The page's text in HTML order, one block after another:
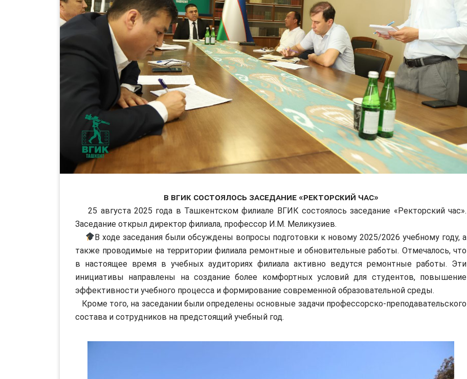
В ВГИК состоялось заседание «Ректорский час»
25 августа 2025 года в Ташкентском филиале ВГИК состоялось заседание «Ректорский час».
Заседание открыл директор филиала, профессор И.М. Меликузиев.
В ходе заседания были обсуждены вопросы подготовки к новому 2025/2026 учебному году, а
также проводимые на территории филиала ремонтные и обновительные работы. Отмечалось, что
в настоящее время в учебных аудиториях филиала активно ведутся ремонтные работы. Эти
инициативы направлены на создание более комфортных условий для студентов, повышение
эффективности учебного процесса и формирование современной образовательной среды.
Кроме того, на заседании были определены основные задачи профессорско-преподавательского
состава и сотрудников на предстоящий учебный год.